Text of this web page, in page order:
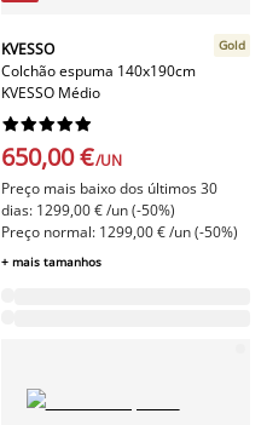
KVESSO
Colchão espuma 140x190cm
KVESSO Médio
Gold






650,00 €/UN
Preço mais baixo dos últimos 30
dias: 1299,00 € /un (-50%)
Preço normal: 1299,00 € /un (-50%)
+ mais tamanhos